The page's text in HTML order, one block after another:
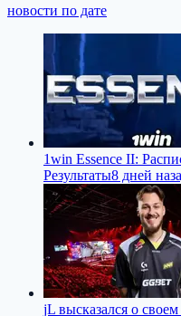
новости по дате
1win Essence II:
Результаты8 дней
jL высказался о